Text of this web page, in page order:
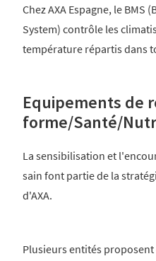
Chez AXA Espagne, le BMS
System) contrôle les
température répartis dans
Equipements de
forme/Santé/
La sensibilisation et
sain font partie de la
d'AXA.
Plusieurs entités